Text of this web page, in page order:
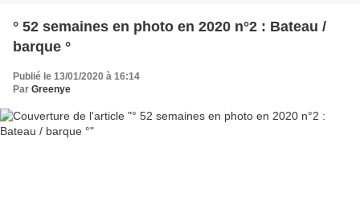
° 52 semaines en photo en 2020 n°2 : Bateau /
barque °
Publié le 13/01/2020 à 16:14
Par Greenye